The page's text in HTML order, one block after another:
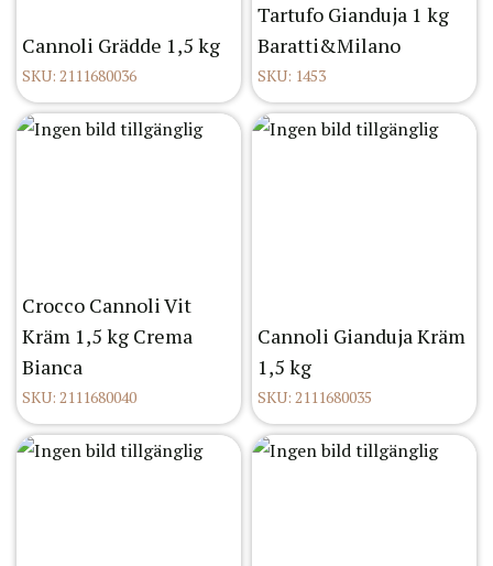
Cannoli Grädde 1,5 kg
SKU: 2111680036
Tartufo Gianduja 1 kg
Baratti&Milano
SKU: 1453
Crocco Cannoli Vit
Kräm 1,5 kg Crema
Bianca
SKU: 2111680040
Cannoli Gianduja Kräm
1,5 kg
SKU: 2111680035